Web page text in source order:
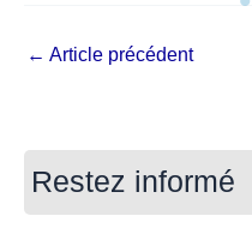
← Article précédent
Restez informé